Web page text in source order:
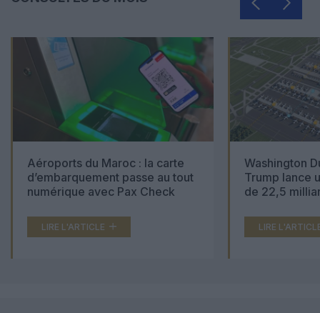
Aéroports du Maroc : la carte
d’embarquement passe au tout
numérique avec Pax Check
LIRE L'ARTICLE
Washington
Trump lance
de 22,5
LIRE